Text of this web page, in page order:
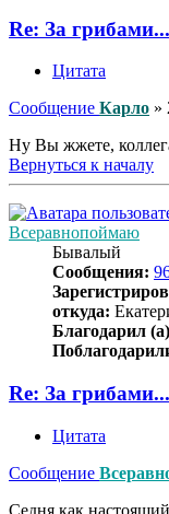
Re: За грибами...
Цитата
Сообщение Карло »
Ну Вы жжете,
Вернуться к началу
Всеравнопоймаю
Бывалый
Сообщения:
откуда:
Благодарил
Re: За грибами...
Цитата
Сообщение
Седня как